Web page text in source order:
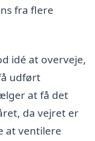
fra flere
idé at overveje,
udført
at få det
da vejret er
at ventilere